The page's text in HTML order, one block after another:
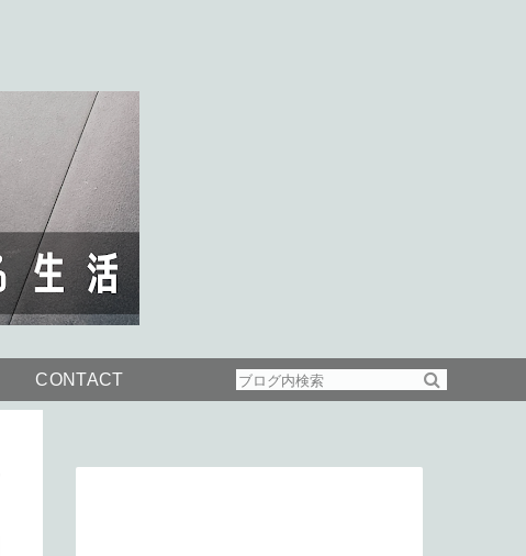
CONTACT